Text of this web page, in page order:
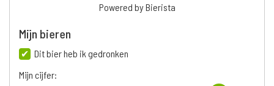
Powered by Bierista
Mijn bieren
Dit bier heb ik gedronken
Mijn cijfer: